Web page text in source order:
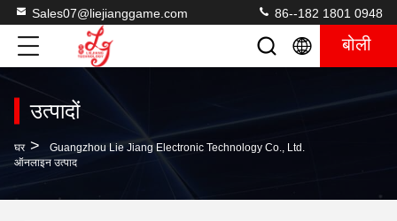
Sales07@liejianggame.com 86--182 1801 0948
बोली
उत्पादों
घर >
Guangzhou Lie Jiang Electronic Technology Co., Ltd.
ऑनलाइन उत्पाद